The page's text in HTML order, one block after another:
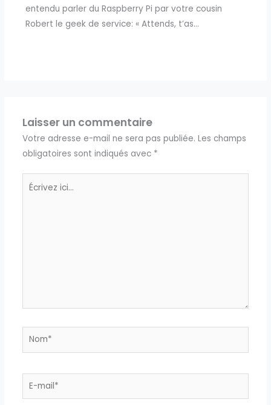
entendu parler du Raspberry Pi par votre cousin
Robert le geek de service: « Attends, t’as…
Laisser un commentaire
Votre adresse e-mail ne sera pas publiée. Les champs
obligatoires sont indiqués avec *
Écrivez
Nom*
E-